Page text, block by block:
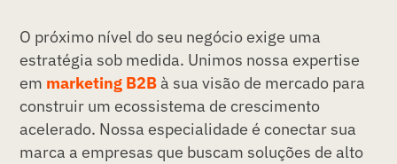
O próximo nível do seu negócio exige uma
estratégia sob medida. Unimos nossa expertise
em marketing B2Bà sua visão de mercado para
construir um ecossistema de crescimento
acelerado. Nossa especialidade é conectar sua
marca a empresas que buscam soluções de alto